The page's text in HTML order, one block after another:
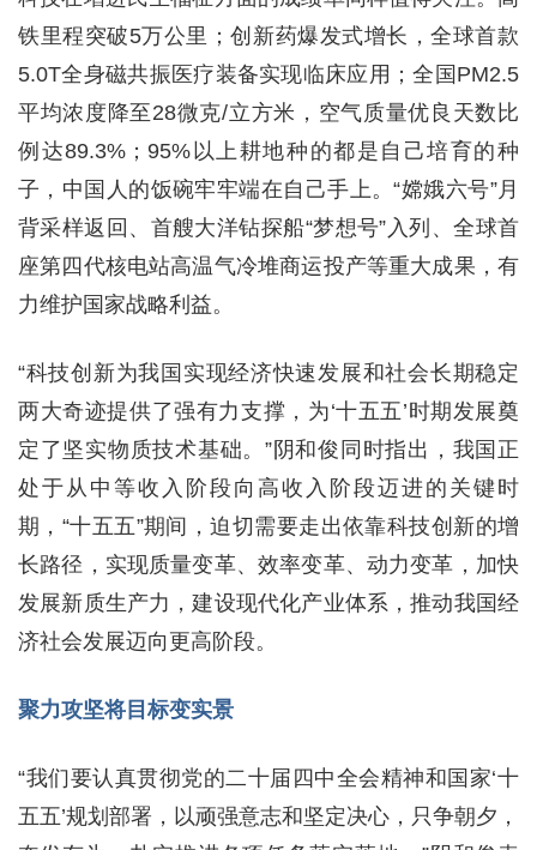
铁里程突破5万公里；创新药爆发式增长，全球首款
5.0T全身磁共振医疗装备实现临床应用；全国PM2.5
平均浓度降至28微克/立方米，空气质量优良天数比
例达89.3%；95%以上耕地种的都是自己培育的种
子，中国人的饭碗牢牢端在自己手上。“嫦娥六号”月
背采样返回、首艘大洋钻探船“梦想号”入列、全球首
座第四代核电站高温气冷堆商运投产等重大成果，有
力维护国家战略利益。
“科技创新为我国实现经济快速发展和社会长期稳定
两大奇迹提供了强有力支撑，为‘十五五’时期发展奠
定了坚实物质技术基础。”阴和俊同时指出，我国正
处于从中等收入阶段向高收入阶段迈进的关键时
期，“十五五”期间，迫切需要走出依靠科技创新的增
长路径，实现质量变革、效率变革、动力变革，加快
发展新质生产力，建设现代化产业体系，推动我国经
济社会发展迈向更高阶段。
聚力攻坚将目标变实景
“我们要认真贯彻党的二十届四中全会精神和国家‘十
五五’规划部署，以顽强意志和坚定决心，只争朝夕，